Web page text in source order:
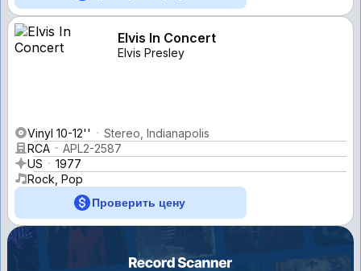
Elvis In Concert
Elvis Presley
Vinyl 10-12''
Stereo, Indianapolis
RCA
APL2-2587
US
1977
Rock, Pop
Проверить цену